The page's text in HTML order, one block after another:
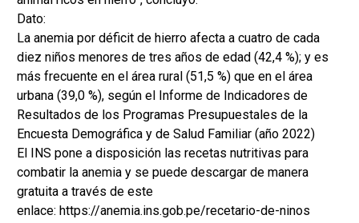
Dato:
La anemia por déficit de hierro afecta a cuatro de cada
diez niños menores de tres años de edad (42,4 %); y es
más frecuente en el área rural (51,5 %) que en el área
urbana (39,0 %), según el Informe de Indicadores de
Resultados de los Programas Presupuestales de la
Encuesta Demográfica y de Salud Familiar (año 2022)
El INS pone a disposición las recetas nutritivas para
combatir la anemia y se puede descargar de manera
gratuita a través de este
enlace: https://anemia.ins.gob.pe/recetario-de-ninos